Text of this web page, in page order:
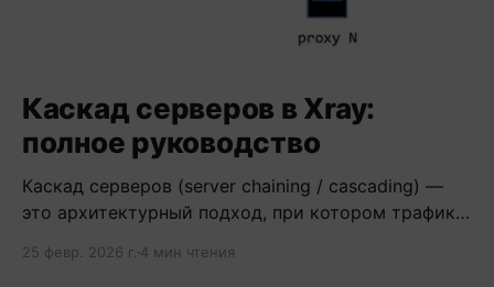
Каскад серверов в Xray:
полное руководство
Каскад серверов (server chaining / cascading) —
это архитектурный подход, при котором трафик
серверов.
25 февр. 2026 г. 4 мин чтения